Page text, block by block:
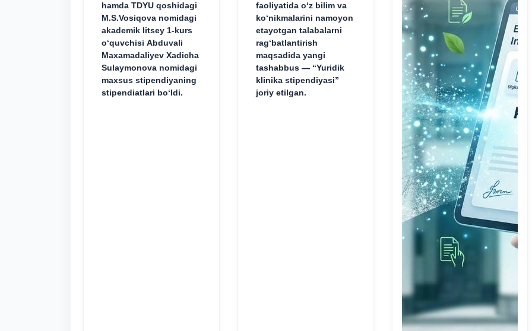
hamda TDYU qoshidagi
M.S.Vosiqova nomidagi
akademik litsey 1-kurs
o‘quvchisi Abduvali
Maxamadaliyev Xadicha
Sulaymonova nomidagi
maxsus stipendiyaning
stipendiatlari bo‘ldi.
faoliyatida o‘z bilim va
ko‘nikmalarini namoyon
etayotgan talabalarni
rag‘batlantirish
maqsadida yangi
tashabbus — “Yuridik
klinika stipendiyasi”
joriy etilgan.